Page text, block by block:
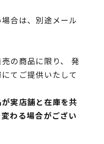
合は、別途メール
の商品に限り、 発
てご提供いたして
実店舗と在庫を共
わる場合がござい